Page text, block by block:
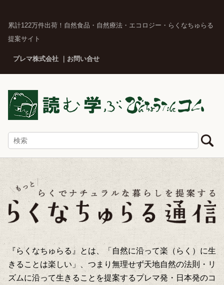
累計122万件出荷！自然食品・自然療法・エコロジー・らくなちゅらる
提案サイト
プレマ株式会社 お問い合せ
『らくなちゅらる』とは、「自然に沿って楽（らく）に生
きることは楽しい」、つまり無理せず天地自然の法則・リ
ズムに沿って生きることを提案するプレマ発・日本発のコ